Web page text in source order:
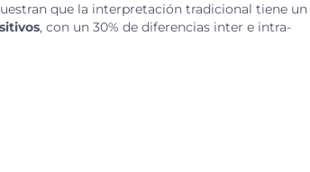
que la interpretación tradicional tiene un
, con un 30% de diferencias inter e intra-